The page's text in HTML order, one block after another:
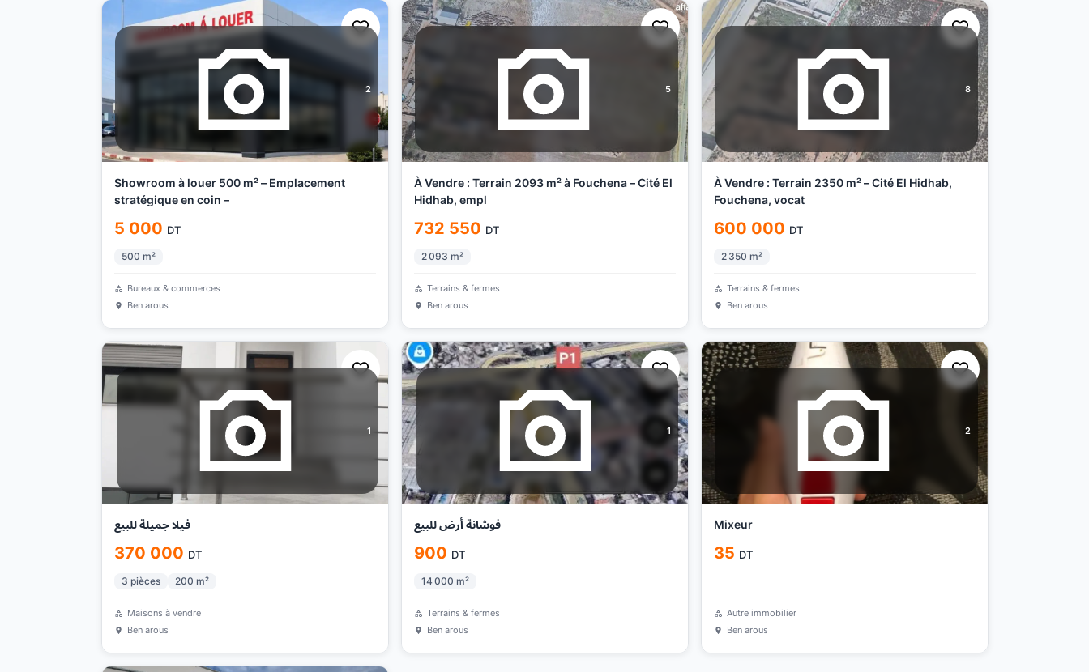
2
Showroom à louer 500 m² – Emplacement
stratégique en coin –
5 000 DT
500 m²
Bureaux & commerces
Ben arous
5
À Vendre : Terrain 2093 m² à Fouchena – Cité El
Hidhab, empl
732 550 DT
2 093 m²
Terrains & fermes
Ben arous
8
À Vendre : Terrain 2350 m² – Cité El Hidhab,
Fouchena, vocat
600 000 DT
2 350 m²
Terrains & fermes
Ben arous
1
فيلا جميلة للبيع
370 000 DT
3 pièces 200 m²
Maisons à vendre
Ben arous
1
فوشانة أرض للبيع
900 DT
14 000 m²
Terrains & fermes
Ben arous
2
Mixeur
35 DT
Autre immobilier
Ben arous